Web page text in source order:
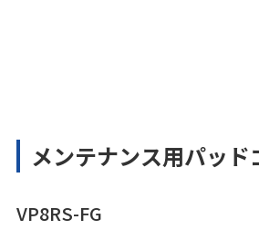
メンテナンス用パッド
VP8RS-FG